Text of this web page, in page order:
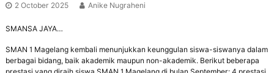
g
e
o
l
2 October 2025 Anike Nugraheni
SMANSA JAYA…
SMAN 1 Magelang kembali menunjukkan keunggulan siswa-siswanya dalam
berbagai bidang, baik akademik maupun non-akademik. Berikut beberapa